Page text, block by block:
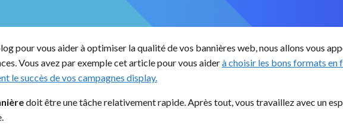
pour vous aider à optimiser la qualité de vos bannières web, nous allons vous
Vous avez par exemple cet article pour vous aiderà choisir les bons formats
le succès de vos campagnes display.
doit être une tâche relativement rapide. Après tout, vous travaillez avec un